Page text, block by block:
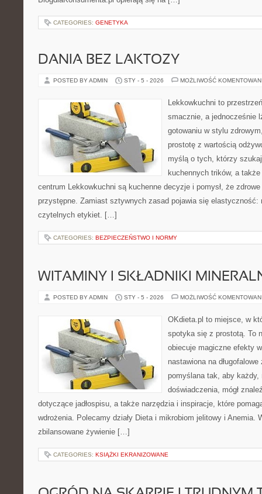
CATEGORIES: GENETYKA
DANIA BEZ LAKTOZY
POSTED BY ADMIN STY - 5 - 2026 MOŻLIWOŚĆ
Lekkowkuchni to
smacznie, a jednocześnie
gotowaniu w stylu
prostotę z wartością
myślą o tych, którzy
kuchennych trików, a
centrum Lekkowkuchni są kuchenne decyzje i pomysł, że
przystępne. Zamiast sztywnych zasad pojawia się elastyczność:
czytelnych etykiet. […]
CATEGORIES: BEZPIECZEŃSTWO I NORMY
WITAMINY I SKŁADNIKI
POSTED BY ADMIN STY - 5 - 2026 MOŻLIWOŚĆ
OKdieta.pl to miejsce, w
spotyka się z prostotą. To
obiecuje magiczne efekty
nastawiona na
pomyślana tak, aby każdy,
doświadczenia, mógł
dotyczące jadłospisu, a także narzędzia i inspiracje, które
wdrożenia. Polecamy działy Dieta i mikrobiom jelitowy i Anemia.
zbilansowane żywienie […]
CATEGORIES: KSIĄŻKI EKRANIZOWANE